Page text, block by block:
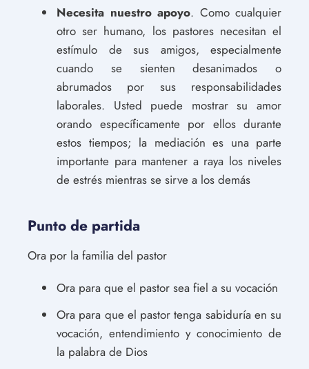
Necesita nuestro apoyo. Como cualquier
otro ser humano, los pastores necesitan el
estímulo de sus amigos, especialmente
cuando se sienten desanimados o
abrumados por sus responsabilidades
laborales. Usted puede mostrar su amor
orando específicamente por ellos durante
estos tiempos; la mediación es una parte
importante para mantener a raya los niveles
de estrés mientras se sirve a los demás
Punto de partida
Ora por la familia del pastor
Ora para que el pastor sea fiel a su vocación
Ora para que el pastor tenga sabiduría en su
vocación, entendimiento y conocimiento de
la palabra de Dios